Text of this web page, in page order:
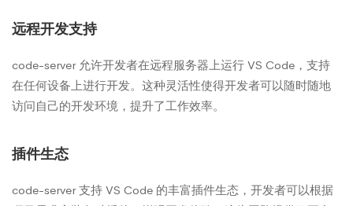
远程开发支持
code-server 允许开发者在远程服务器上运行 VS Code，支持
在任何设备上进行开发。这种灵活性使得开发者可以随时随地
访问自己的开发环境，提升了工作效率。
插件生态
code-server 支持 VS Code 的丰富插件生态，开发者可以根据